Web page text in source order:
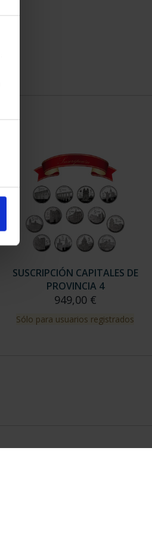
SUSCRIPCIÓN CAPITALES DE
PROVINCIA 4
949,00 €
Sólo para usuarios registrados